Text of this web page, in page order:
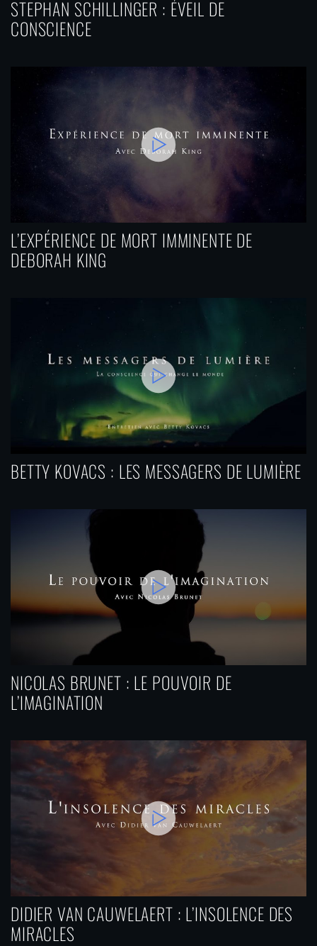
STEPHAN SCHILLINGER : ÉVEIL DE
CONSCIENCE
L’EXPÉRIENCE DE MORT IMMINENTE DE
DEBORAH KING
BETTY KOVACS : LES MESSAGERS DE LUMIÈRE
NICOLAS BRUNET : LE POUVOIR DE
L’IMAGINATION
DIDIER VAN CAUWELAERT : L’INSOLENCE DES
MIRACLES